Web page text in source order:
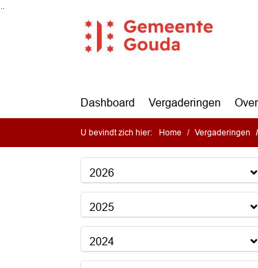
Ga naar de inhoud van deze pagina
Ga naar het zoeken
Ga naar het menu
Dashboard Vergaderingen
U bevindt zich hier: Home Vergaderingen
2026
2025
2024